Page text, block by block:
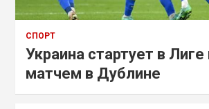
СПОРТ
Украина стартует в Лиге
матчем в Дублине